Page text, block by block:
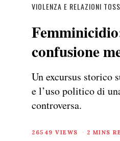
VIOLENZA E RELAZIONI
confusione
Un excursus storico
e l’uso politico di
controversa.
26549 VIEWS 2 MINS